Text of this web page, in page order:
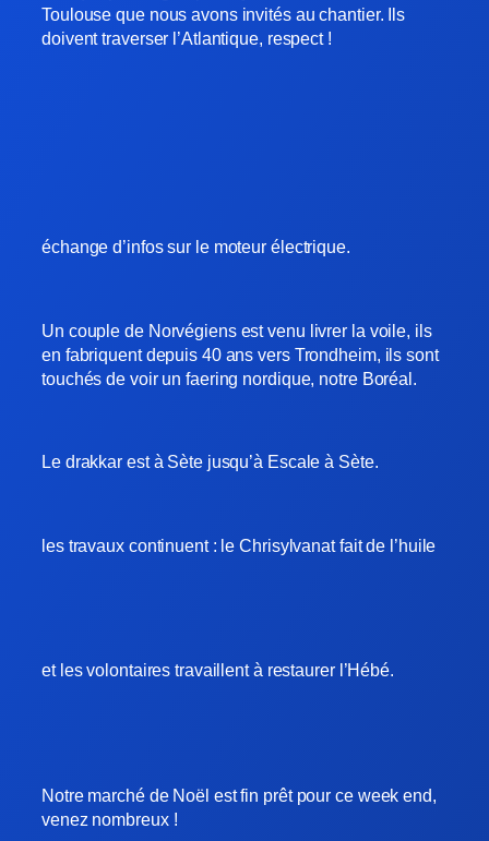
Toulouse que nous avons invités au chantier. Ils
doivent traverser l’Atlantique, respect !
échange d’infos sur le moteur électrique.
Un couple de Norvégiens est venu livrer la voile, ils
en fabriquent depuis 40 ans vers Trondheim, ils sont
touchés de voir un faering nordique, notre Boréal.
Le drakkar est à Sète jusqu’à Escale à Sète.
les travaux continuent : le Chrisylvanat fait de l’huile
et les volontaires travaillent à restaurer l’Hébé.
Notre marché de Noël est fin prêt pour ce week end,
venez nombreux !